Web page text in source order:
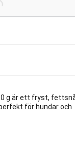
g är ett fryst,
för hundar och